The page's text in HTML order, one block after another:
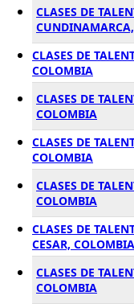
CLASES DE
CLASES DE
COLOMBIA
CLASES DE
COLOMBIA
CLASES DE
COLOMBIA
CLASES DE
COLOMBIA
CLASES DE
CESAR, COLOMBIA
CLASES DE
COLOMBIA